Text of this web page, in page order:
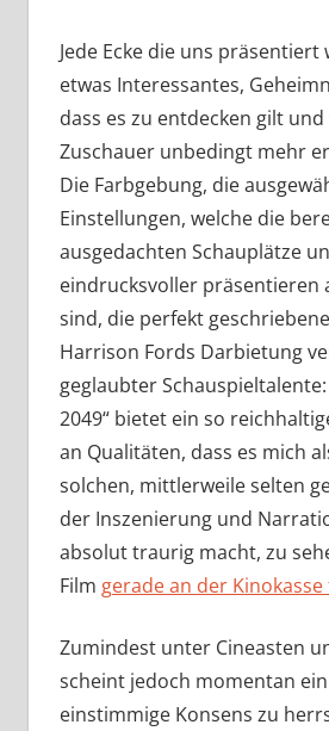
Jede Ecke die uns
etwas Interessantes,
dass es zu entdecken gilt
Zuschauer unbedingt mehr
Die Farbgebung, die
Einstellungen, welche die
ausgedachten Schauplätze
eindrucksvoller präsentieren
sind, die perfekt
Harrison Fords Darbietung
geglaubter
2049“ bietet ein so
an Qualitäten, dass es mich
solchen, mittlerweile selten
der Inszenierung und
absolut traurig macht, zu
Film gerade an der
Zumindest unter Cineasten
scheint jedoch momentan
einstimmige Konsens zu